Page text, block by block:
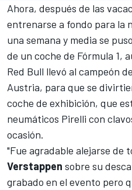
Ahora, después de las
entrenarse a fondo para la
una semana y media se
de un coche de Fórmula 1,
Red Bull llevó al campeón
Austria, para que se
coche de exhibición, que
neumáticos Pirelli con
ocasión.
"Fue agradable alejarse de
Verstappen sobre su
grabado en el evento pero